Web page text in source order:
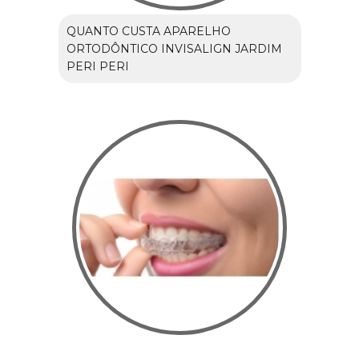
QUANTO CUSTA APARELHO
ORTODÔNTICO INVISALIGN JARDIM
PERI PERI